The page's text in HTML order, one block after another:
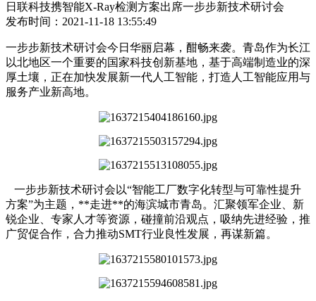
日联科技携智能X-Ray检测方案出席一步步新技术研讨会
发布时间：2021-11-18 13:55:49
一步步新技术研讨会今日华丽启幕，酣畅来袭。青岛作为长江
以北地区一个重要的国家科技创新基地，基于高端制造业的深
厚土壤，正在加快发展新一代人工智能，打造人工智能应用与
服务产业新高地。
一步步新技术研讨会以“智能工厂数字化转型与可靠性提升
方案”为主题，**走进**的海滨城市青岛。汇聚领军企业、新
锐企业、专家人才等资源，碰撞前沿观点，吸纳先进经验，推
广贸促合作，合力推动SMT行业良性发展，再谋新篇。